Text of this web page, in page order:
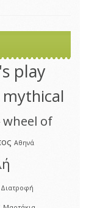
play
wheel of
Αθηνά
Διατροφή